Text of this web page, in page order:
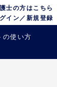
士の方はこちら
イン／新規登録
の使い方